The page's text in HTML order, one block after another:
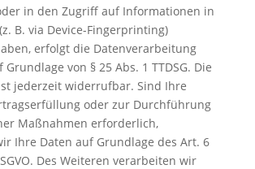
in den Zugriff auf Informationen in
B. via Device-Fingerprinting)
erfolgt die Datenverarbeitung
von § 25 Abs. 1 TTDSG. Die
jederzeit widerrufbar. Sind Ihre
oder zur Durchführung
Maßnahmen erforderlich,
Ihre Daten auf Grundlage des Art. 6
Des Weiteren verarbeiten wir